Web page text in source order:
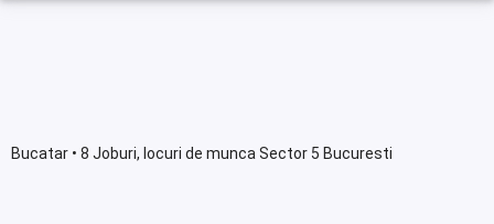
Bucatar • 8 Joburi, locuri de munca Sector 5 Bucuresti